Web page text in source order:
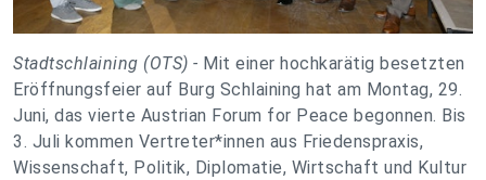
Stadtschlaining (OTS) - Mit einer hochkarätig besetzten
Eröffnungsfeier auf Burg Schlaining hat am Montag, 29.
Juni, das vierte Austrian Forum for Peace begonnen. Bis
3. Juli kommen Vertreter*innen aus Friedenspraxis,
Wissenschaft, Politik, Diplomatie, Wirtschaft und Kultur